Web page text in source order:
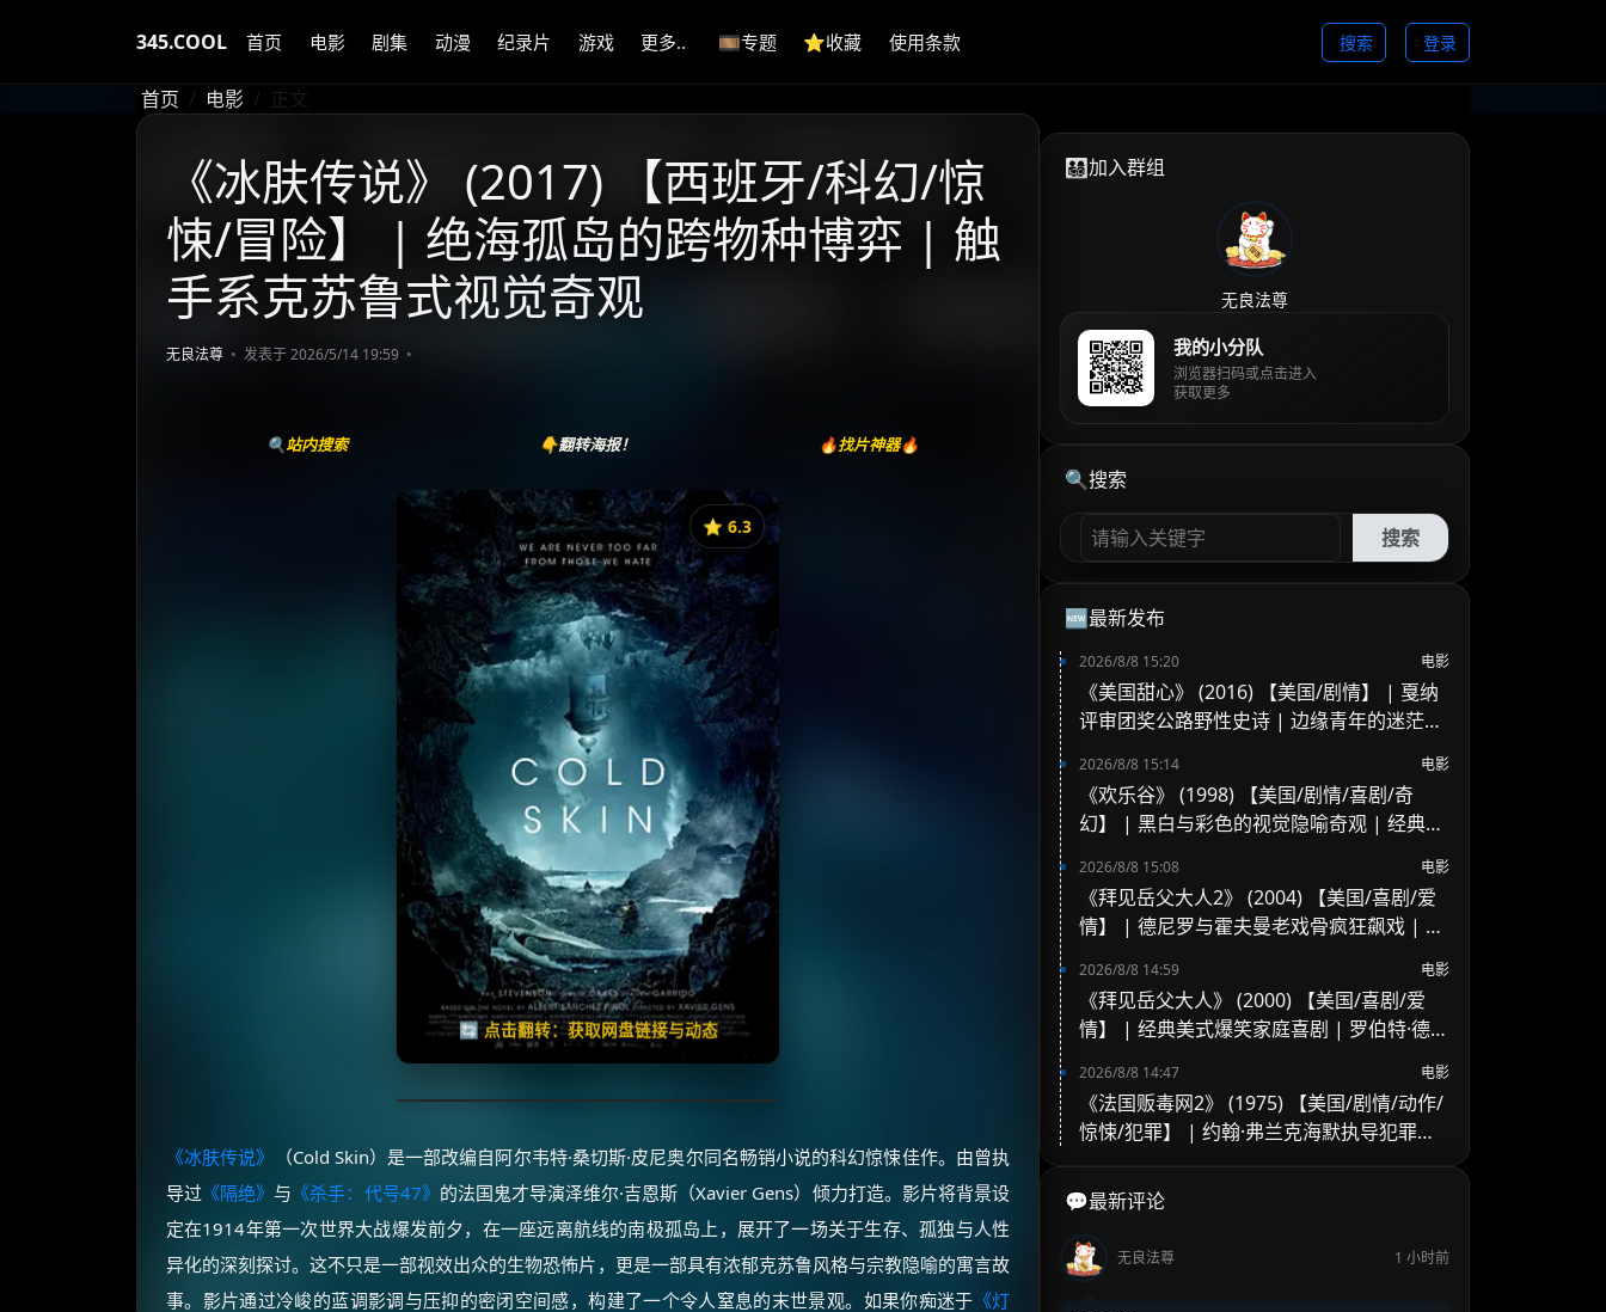
345.COOL 首页 电影 剧集 动漫 纪录片 游戏 更多.. 🎞️专题 ⭐️收藏 使用条款 搜索 登录
首页 电影 正文
《冰肤传说》 (2017) 【西班牙/科幻/惊
悚/冒险】 | 绝海孤岛的跨物种博弈 | 触
手系克苏鲁式视觉奇观
无良法尊 发表于 2026/5/14 19:59
🔍站内搜索 👇翻转海报！ 🔥找片神器🔥
⭐️ 6.3
🔄 点击翻转：获取网盘链接与动态
《冰肤传说》
⭐
收藏
⭐️ 评分：6.3 | 🎬 2017年
夸克网盘
百度网盘
失效请反馈
🧧️
天天领红包
《冰肤传说》
（Cold Skin）是一部改编自阿尔韦特·桑切斯·皮尼奥尔同名畅销小说的科幻惊悚佳作。由曾执
导过 《隔绝》与 《杀手：代号47》 的法国鬼才导演泽维尔·吉恩斯（Xavier Gens）倾力打造。影片将背景设
定在1914年第一次世界大战爆发前夕，在一座远离航线的南极孤岛上，展开了一场关于生存、孤独与人性
异化的深刻探讨。这不只是一部视效出众的生物恐怖片，更是一部具有浓郁克苏鲁风格与宗教隐喻的寓言故
事。影片通过冷峻的蓝调影调与压抑的密闭空间感，构建了一个令人窒息的末世景观。如果你痴迷于 《灯
👨‍👩‍👧‍👦加入群组
无良法尊
我的小分队
浏览器扫码或点击进入
获取更多
🔍搜索
搜索
🆕最新发布
2026/8/8 15:20 电影
《美国甜心》 (2016) 【美国/剧情】 | 戛纳
评审团奖公路野性史诗 | 边缘青年的迷茫、
2026/8/8 15:14 电影
《欢乐谷》 (1998) 【美国/剧情/喜剧/奇
幻】 | 黑白与彩色的视觉隐喻奇观 | 经典反
2026/8/8 15:08 电影
《拜见岳父大人2》 (2004) 【美国/喜剧/爱
情】 | 德尼罗与霍夫曼老戏骨疯狂飙戏 | 经
2026/8/8 14:59 电影
《拜见岳父大人》 (2000) 【美国/喜剧/爱
情】 | 经典美式爆笑家庭喜剧 | 罗伯特·德尼
2026/8/8 14:47 电影
《法国贩毒网2》 (1975) 【美国/剧情/动作/
惊悚/犯罪】 | 约翰·弗兰克海默执导犯罪续
💬最新评论
无良法尊 1 小时前